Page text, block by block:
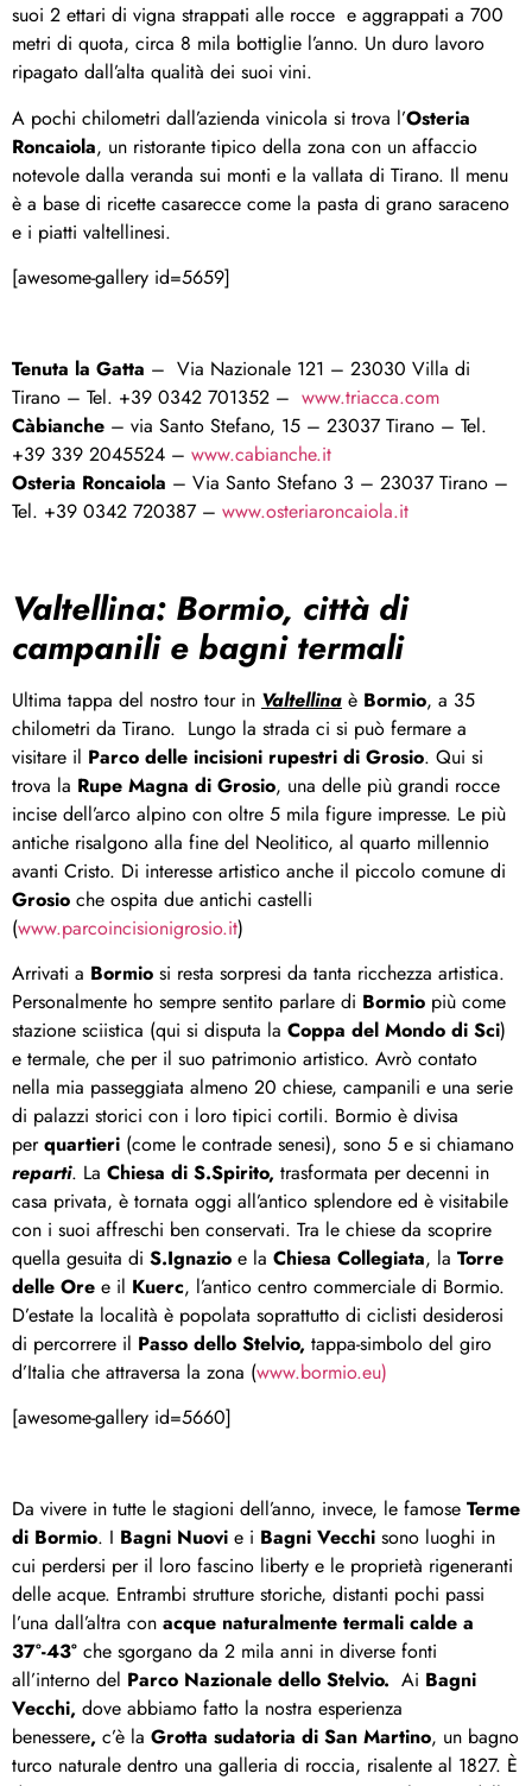
suoi 2 ettari di vigna strappati alle rocce e aggrappati a 700
metri di quota, circa 8 mila bottiglie l’anno. Un duro lavoro
ripagato dall’alta qualità dei suoi vini.
A pochi chilometri dall’azienda vinicola si trova l’Osteria
Roncaiola, un ristorante tipico della zona con un affaccio
notevole dalla veranda sui monti e la vallata di Tirano. Il menu
è a base di ricette casarecce come la pasta di grano saraceno
e i piatti valtellinesi.
[awesome-gallery id=5659]
Tenuta la Gatta – Via Nazionale 121 – 23030 Villa di
Tirano – Tel. +39 0342 701352 – www.triacca.com
Càbianche – via Santo Stefano, 15 – 23037 Tirano – Tel.
+39 339 2045524 – www.cabianche.it
Osteria Roncaiola – Via Santo Stefano 3 – 23037 Tirano –
Tel. +39 0342 720387 – www.osteriaroncaiola.it
Valtellina: Bormio, città di
campanili e bagni termali
Ultima tappa del nostro tour in Valtellina è Bormio, a 35
chilometri da Tirano. Lungo la strada ci si può fermare a
visitare il Parco delle incisioni rupestri di Grosio. Qui si
trova la Rupe Magna di Grosio, una delle più grandi rocce
incise dell’arco alpino con oltre 5 mila figure impresse. Le più
antiche risalgono alla fine del Neolitico, al quarto millennio
avanti Cristo. Di interesse artistico anche il piccolo comune di
Grosio che ospita due antichi castelli
(www.parcoincisionigrosio.it)
Arrivati a Bormio si resta sorpresi da tanta ricchezza artistica.
Personalmente ho sempre sentito parlare di Bormio più come
stazione sciistica (qui si disputa la Coppa del Mondo di Sci)
e termale, che per il suo patrimonio artistico. Avrò contato
nella mia passeggiata almeno 20 chiese, campanili e una serie
di palazzi storici con i loro tipici cortili. Bormio è divisa
perquartieri (come le contrade senesi), sono 5 e si chiamano
reparti. La Chiesa di S.Spirito, trasformata per decenni in
casa privata, è tornata oggi all’antico splendore ed è visitabile
con i suoi affreschi ben conservati. Tra le chiese da scoprire
quella gesuita di S.Ignazio e la Chiesa Collegiata, la Torre
delle Ore e il Kuerc, l’antico centro commerciale di Bormio.
D’estate la località è popolata soprattutto di ciclisti desiderosi
di percorrere il Passo dello Stelvio, tappa-simbolo del giro
d’Italia che attraversa la zona (www.bormio.eu)
[awesome-gallery id=5660]
Da vivere in tutte le stagioni dell’anno, invece, le famose Terme
di Bormio. I Bagni Nuovi e i Bagni Vecchi sono luoghi in
cui perdersi per il loro fascino liberty e le proprietà rigeneranti
delle acque. Entrambi strutture storiche, distanti pochi passi
l’una dall’altra con acque naturalmente termali calde a
37°-43° che sgorgano da 2 mila anni in diverse fonti
all’interno del Parco Nazionale dello Stelvio. Ai Bagni
Vecchi, dove abbiamo fatto la nostra esperienza
benessere, c’è la Grotta sudatoria di San Martino, un bagno
turco naturale dentro una galleria di roccia, risalente al 1827. È